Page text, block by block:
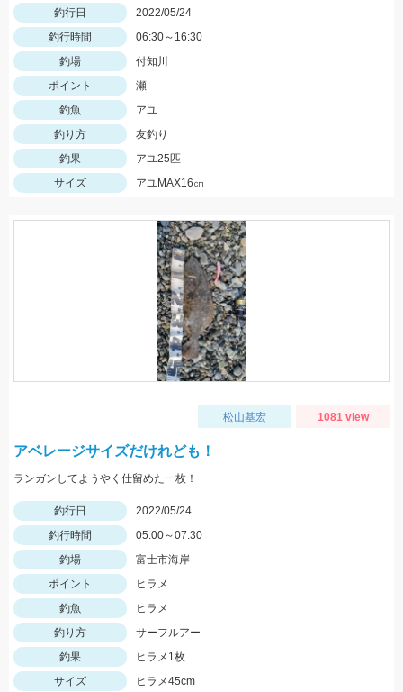
釣行日
2022/05/24
釣行時間
06:30～16:30
釣場
付知川
ポイント
瀬
釣魚
アユ
釣り方
友釣り
釣果
アユ25匹
サイズ
アユMAX16㎝
松山基宏 1081 view
アベレージサイズだけれども！
ランガンしてようやく仕留めた一枚！
釣行日
2022/05/24
釣行時間
05:00～07:30
釣場
富士市海岸
ポイント
ヒラメ
釣魚
ヒラメ
釣り方
サーフルアー
釣果
ヒラメ1枚
サイズ
ヒラメ45cm